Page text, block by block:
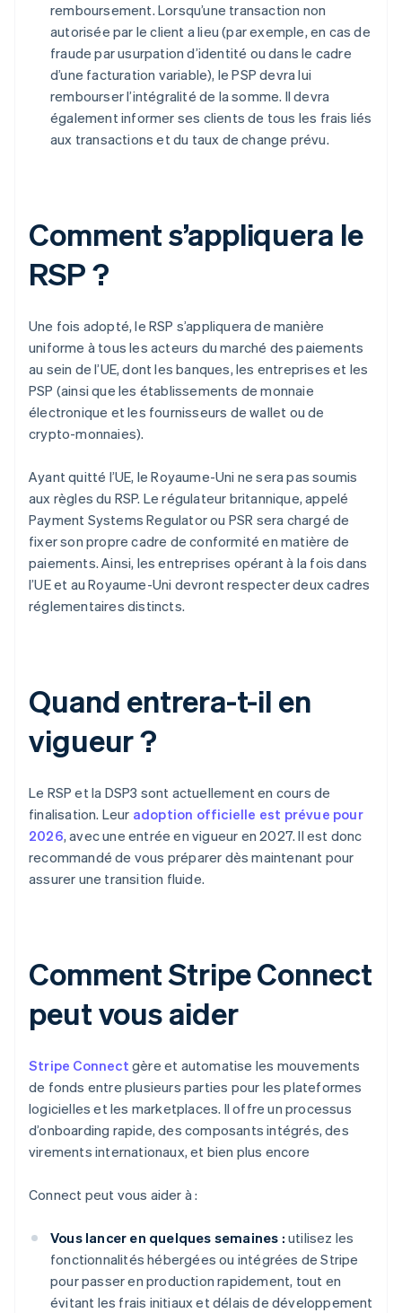
remboursement. Lorsqu’une transaction non
autorisée par le client a lieu (par exemple, en cas de
fraude par usurpation d’identité ou dans le cadre
d’une facturation variable), le PSP devra lui
rembourser l’intégralité de la somme. Il devra
également informer ses clients de tous les frais liés
aux transactions et du taux de change prévu.
Comment s’appliquera le
RSP ?
Une fois adopté, le RSP s’appliquera de manière
uniforme à tous les acteurs du marché des paiements
au sein de l’UE, dont les banques, les entreprises et les
PSP (ainsi que les établissements de monnaie
électronique et les fournisseurs de wallet ou de
crypto-monnaies).
Ayant quitté l’UE, le Royaume-Uni ne sera pas soumis
aux règles du RSP. Le régulateur britannique, appelé
Payment Systems Regulator ou PSR sera chargé de
fixer son propre cadre de conformité en matière de
paiements. Ainsi, les entreprises opérant à la fois dans
l’UE et au Royaume-Uni devront respecter deux cadres
réglementaires distincts.
Quand entrera-t-il en
vigueur ?
Le RSP et la DSP3 sont actuellement en cours de
finalisation. Leur adoption officielle est prévue pour
2026, avec une entrée en vigueur en 2027. Il est donc
recommandé de vous préparer dès maintenant pour
assurer une transition fluide.
Comment Stripe Connect
peut vous aider
Stripe Connect gère et automatise les mouvements
de fonds entre plusieurs parties pour les plateformes
logicielles et les marketplaces. Il offre un processus
d’onboarding rapide, des composants intégrés, des
virements internationaux, et bien plus encore
Connect peut vous aider à :
Vous lancer en quelques semaines : utilisez les
fonctionnalités hébergées ou intégrées de Stripe
pour passer en production rapidement, tout en
évitant les frais initiaux et délais de développement